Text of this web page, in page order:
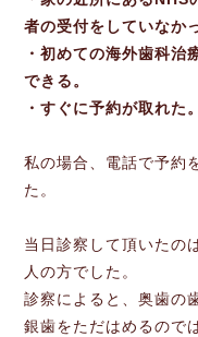
者の受付をしていなか
・初めての海外歯科治
できる。
・すぐに予約が取れた。
私の場合、電話で予約
た。
当日診察して頂いたの
人の方でした。
診察によると、奥歯の
銀歯をただはめるので